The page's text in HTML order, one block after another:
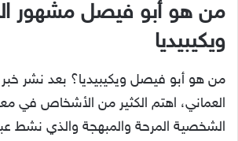
من هو أبو فيصل مشهور
ويكيبيديا
من هو أبو فيصل ويكيبيديا؟ بعد نشر
العماني، اهتم الكثير من الأشخاص في
الشخصية المرحة والمبهجة والذي نشط